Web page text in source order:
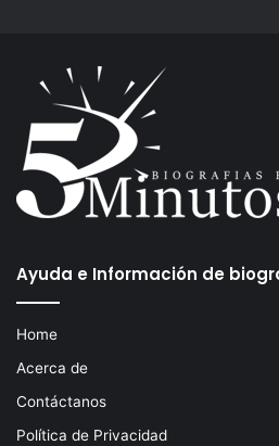
Ayuda e Información de
Home
Acerca de
Contáctanos
Política de Privacidad